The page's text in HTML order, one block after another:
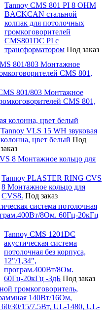
Tannoy CMS 801 PI 8 OHM
BACKCAN стальной
колпак для потолочных
громкоговорителей
CMS801DC PI с
трансформатором Под заказ
801/803 Монтажное
CMS 801,
801/803 Монтажное
CMS 801,
колонна, цвет белый
Tannoy VLS 15 WH звуковая
колонна, цвет белый Под
заказ
8 Монтажное кольцо для
Tannoy PLASTER RING CVS
8 Монтажное кольцо для
CVS8. Под заказ
система потолочная
8Ом. 60Гц-20кГц
Tannoy CMS 1201DC
акустическая система
потолочная без корпуса,
12"/1,34",
програм.400Вт/8Ом.
60Гц-20кГц -3дБ Под заказ
громкоговоритель,
140Вт/16Ом,
30/15/7.5Вт, UL-1480, UL-